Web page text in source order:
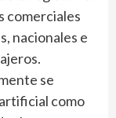
comerciales
nacionales e
se
como